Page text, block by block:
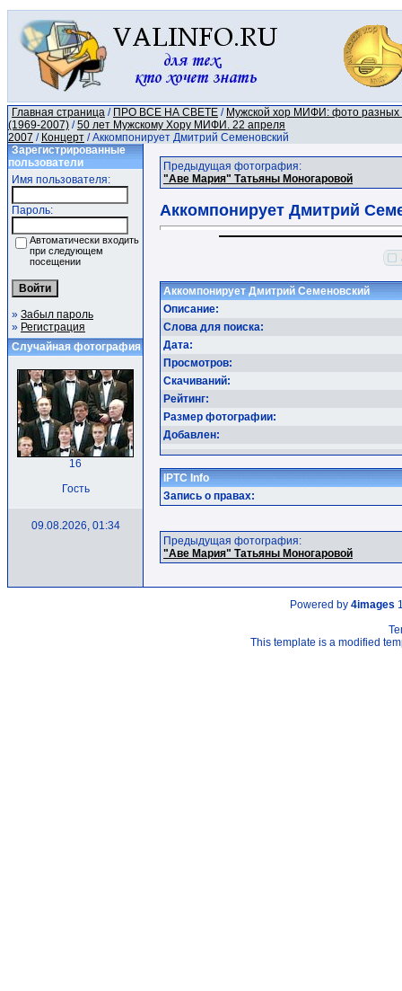
Главная страница / ПРО ВСЕ НА СВЕТЕ / Мужской хор МИФИ: фото разных
(1969-2007) /50 лет Мужскому Хору МИФИ. 22 апреля
2007 / Концерт / Аккомпонирует Дмитрий Семеновский
Зарегистрированные
пользователи
Имя пользователя:
Пароль:
Автоматически входить
при следующем
посещении
» Забыл пароль
» Регистрация
Случайная фотография
16
Гость
09.08.2026, 01:34
Предыдущая фотография:
"Аве Мария" Татьяны Моногаровой
Аккомпонирует Дмитрий
Аккомпонирует Дмитрий Семеновский
Описание:
Слова для поиска:
Дата:
Просмотров:
Скачиваний:
Рейтинг:
Размер фотографии:
Добавлен:
IPTC Info
Запись о правах:
Предыдущая фотография:
"Аве Мария" Татьяны Моногаровой
Powered by 4images
This template is a modified